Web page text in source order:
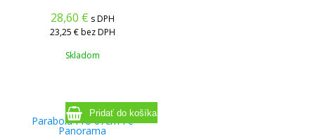
28,60 € s DPH
23,25 € bez DPH
Skladom
Parabola Pro 67cm Fe
Panorama